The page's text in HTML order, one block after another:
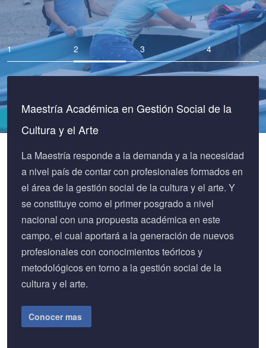
Maestría Académica en Gestión Social de la
Cultura y el Arte
La Maestría responde a la demanda y a la necesidad
a nivel país de contar con profesionales formados en
el área de la gestión social de la cultura y el arte. Y
se constituye como el primer posgrado a nivel
nacional con una propuesta académica en este
campo, el cual aportará a la generación de nuevos
profesionales con conocimientos teóricos y
metodológicos en torno a la gestión social de la
cultura y el arte.
Conocer mas